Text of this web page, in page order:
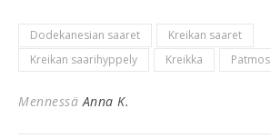
Dodekanesian saaret
Kreikan saaret
Kreikan saarihyppely
Kreikka Patmos
Mennessä Anna K.